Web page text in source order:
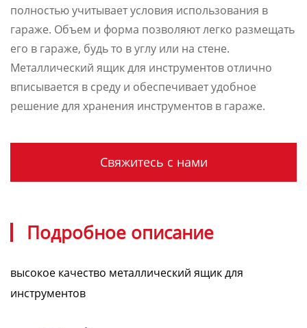
полностью учитывает условия использования в
гараже. Объем и форма позволяют легко размещать
его в гараже, будь то в углу или на стене.
Металлический ящик для инструментов отлично
вписывается в среду и обеспечивает удобное
решение для хранения инструментов в гараже.
Свяжитесь с нами
Подробное описание
высокое качество металлический ящик для
инструментов